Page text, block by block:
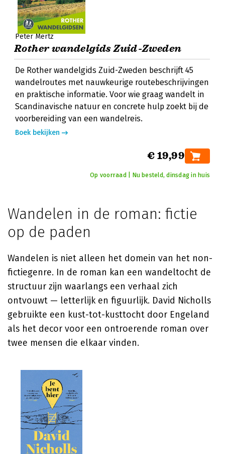
Peter Mertz
Rother wandelgids Zuid-Zweden
De Rother wandelgids Zuid-Zweden beschrijft 45
wandelroutes met nauwkeurige routebeschrijvingen
en praktische informatie. Voor wie graag wandelt in
Scandinavische natuur en concrete hulp zoekt bij de
voorbereiding van een wandelreis.
Boek bekijken
€ 19,99
Op voorraad | Nu besteld, dinsdag in huis
Wandelen in de roman: fictie
op de paden
Wandelen is niet alleen het domein van het non-
fictiegenre. In de roman kan een wandeltocht de
structuur zijn waarlangs een verhaal zich
ontvouwt — letterlijk en figuurlijk. David Nicholls
gebruikte een kust-tot-kusttocht door Engeland
als het decor voor een ontroerende roman over
twee mensen die elkaar vinden.